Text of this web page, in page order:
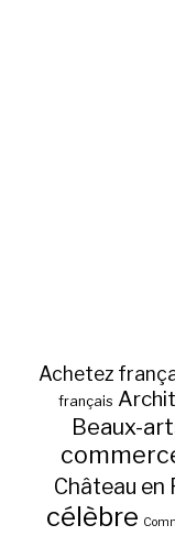
Achetez
français
Beaux-
Château en
célèbre